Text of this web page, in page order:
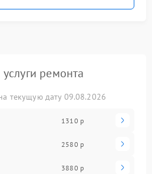
ремонта
текущую дату 09.08.2026
1310 р
2580 р
3880 р